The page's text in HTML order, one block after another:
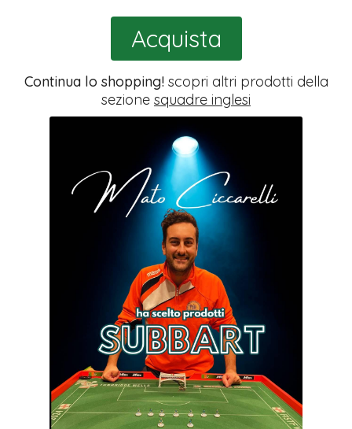
Acquista
Continua lo shopping!scopri altri prodotti della
sezione squadre inglesi